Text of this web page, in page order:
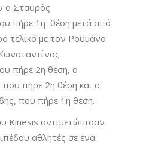
ο Σταυρός
πήρε 1η θέση μετά από
τελικό με τον Ρουμάνο
πήρε 2η θέση, ο
πήρε 2η θέση και ο
που πήρε 1η θέση.
Kinesis αντιμετώπισαν
αθλητές σε ένα